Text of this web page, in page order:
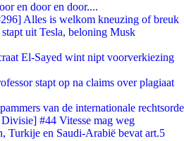
en door en door....
Alles is welkom kneuzing of breuk
uit Tesla, beloning Musk
El-Sayed wint nipt voorverkiezing
stapt op na claims over plagiaat
van de internationale rechtsorde
#44 Vitesse mag weg
Turkije en Saudi-Arabië bevat art.5